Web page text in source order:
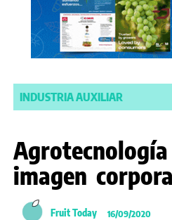
INDUSTRIA AUXILIAR
imagen
Fruit Today 16/09/2020